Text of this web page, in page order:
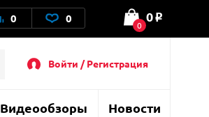
0 0 0
0 o
Войти / Регистрация
Видеообзоры Новости